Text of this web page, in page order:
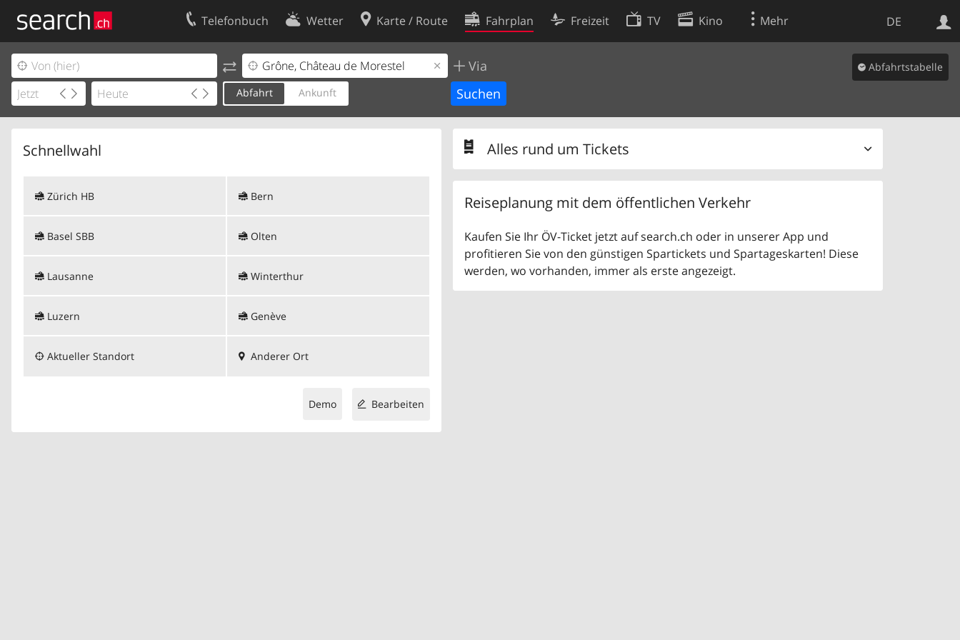
DE
Telefonbuch Wetter Karte / Route Fahrplan Freizeit TV Kino Mehr
Via
Abfahrt Ankunft
Abfahrtstabelle
Schnellwahl
Zürich HB
Basel SBB
Lausanne
Luzern
Bern
Olten
Winterthur
Genève
Aktueller Standort Anderer Ort
Bearbeiten
Demo
Alles rund um Tickets
Reiseplanung mit dem öffentlichen Verkehr
Kaufen Sie Ihr ÖV-Ticket jetzt auf search.ch oder in unserer App und
profitieren Sie von den günstigen Spartickets und Spartageskarten! Diese
werden, wo vorhanden, immer als erste angezeigt.
Ihr Eintrag
Kundencenter Geschäftskunden
Kontakt
Nutzungsbedingungen
Cookie-Einstellungen